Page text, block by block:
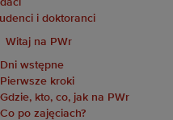
i doktoranci
Witaj na PWr
Dni wstępne
Pierwsze kroki
Gdzie, kto, co, jak na PWr
Co po zajęciach?